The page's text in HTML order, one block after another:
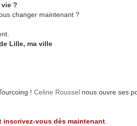
?
changer maintenant ?
Lille, ma ville
! Celine Roussel nous ouvre ses
inscrivez-vous dès maintenant